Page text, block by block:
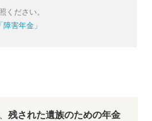
ください。
害年金」
残された遺族のための年金